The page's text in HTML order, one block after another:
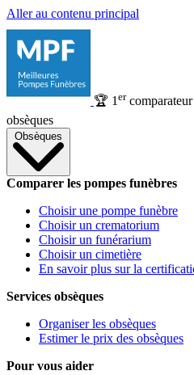
Aller au contenu principal
🏆 1 ercomparateur
obsèques
Obsèques
Comparer les pompes funèbres
Choisir une pompe funèbre
Choisir un crematorium
Choisir un funérarium
Choisir un cimetière
En savoir plus sur la
Services obsèques
Organiser les obsèques
Estimer le prix des obsèques
Pour vous aider